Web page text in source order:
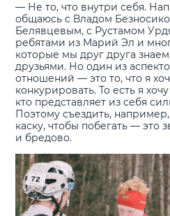
— Не то, что внутри себя.
общаюсь с Владом
Белявцевым, с Рустамом
ребятами из Марий Эл и
которые мы друг друга
друзьями. Но один из
отношений — это то, что я
конкурировать. То есть я
кто представляет из себя
Поэтому съездить,
каску, чтобы побегать — это
и бредово.